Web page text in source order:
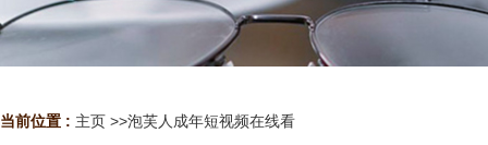
当前位置 : 主页 >>泡芙人成年短视频在线看